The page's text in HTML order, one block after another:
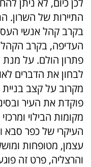
לכן כיום, לא ניתן
התיירות של השרון.
בקרב קהל אנשי
העדיפה, בקרב הקהל
פתרון הולם. על מנת
לבחון את הדברים
מקרוב על קצב בניית
פוקדת את העיר
מקומות הבילוי
העיקרי של כפר סבא
עצמן, מטופחות
והרצליה, פרט זה